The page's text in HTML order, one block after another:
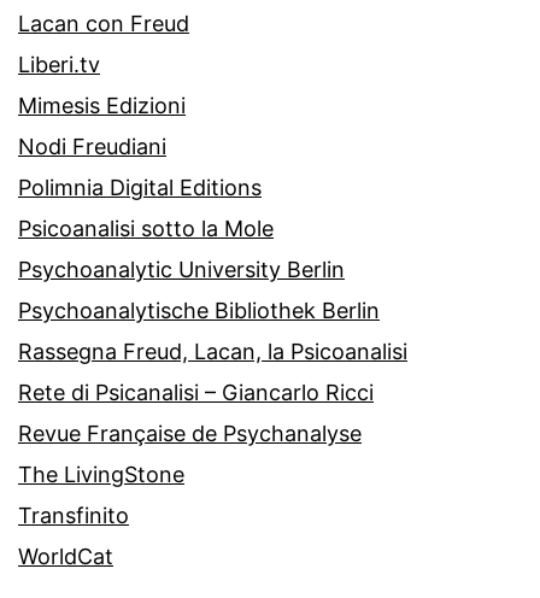
Lacan con Freud
Liberi.tv
Mimesis Edizioni
Nodi Freudiani
Polimnia Digital Editions
Psicoanalisi sotto la Mole
Psychoanalytic University Berlin
Psychoanalytische Bibliothek Berlin
Rassegna Freud, Lacan, la Psicoanalisi
Rete di Psicanalisi – Giancarlo Ricci
Revue Française de Psychanalyse
The LivingStone
Transfinito
WorldCat